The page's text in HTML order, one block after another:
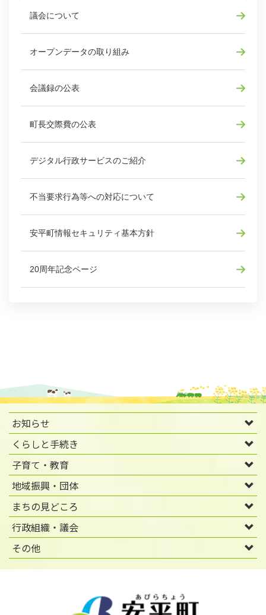
議会について
オープンデータの取り組み
会議録の公表
町長交際費の公表
デジタル行政サービスのご紹介
不当要求行為等への対応について
安平町情報セキュリティ基本方針
20周年記念ページ
お知らせ
くらしと手続き
子育て・教育
地域振興・団体
まちの見どころ
行政組織・議会
その他